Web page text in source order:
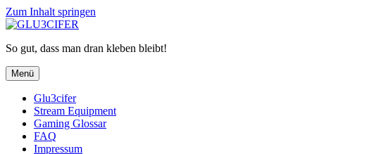
Zum Inhalt springen
So gut, dass man dran kleben bleibt!
Menü
Glu3cifer
Stream Equipment
Gaming Glossar
FAQ
Impressum